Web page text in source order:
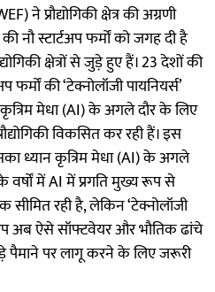
ने प्रौद्योगिकी क्षेत्र की अग्रणी
नौ स्टार्टअप फर्मों को जगह दी है
क्षेत्रों से जुड़े हुए हैं। 23 देशों की
की ‘टेक्नोलॉजी पायनियर्स’
मेधा (AI) के अगले दौर के लिए
विकसित कर रही हैं। इस
ध्यान कृत्रिम मेधा (AI) के अगले
वर्षों में AI में प्रगति मुख्य रूप से
रही है, लेकिन ‘टेक्नोलॉजी
अब ऐसे सॉफ्टवेयर और भौतिक ढांचे
पैमाने पर लागू करने के लिए जरूरी